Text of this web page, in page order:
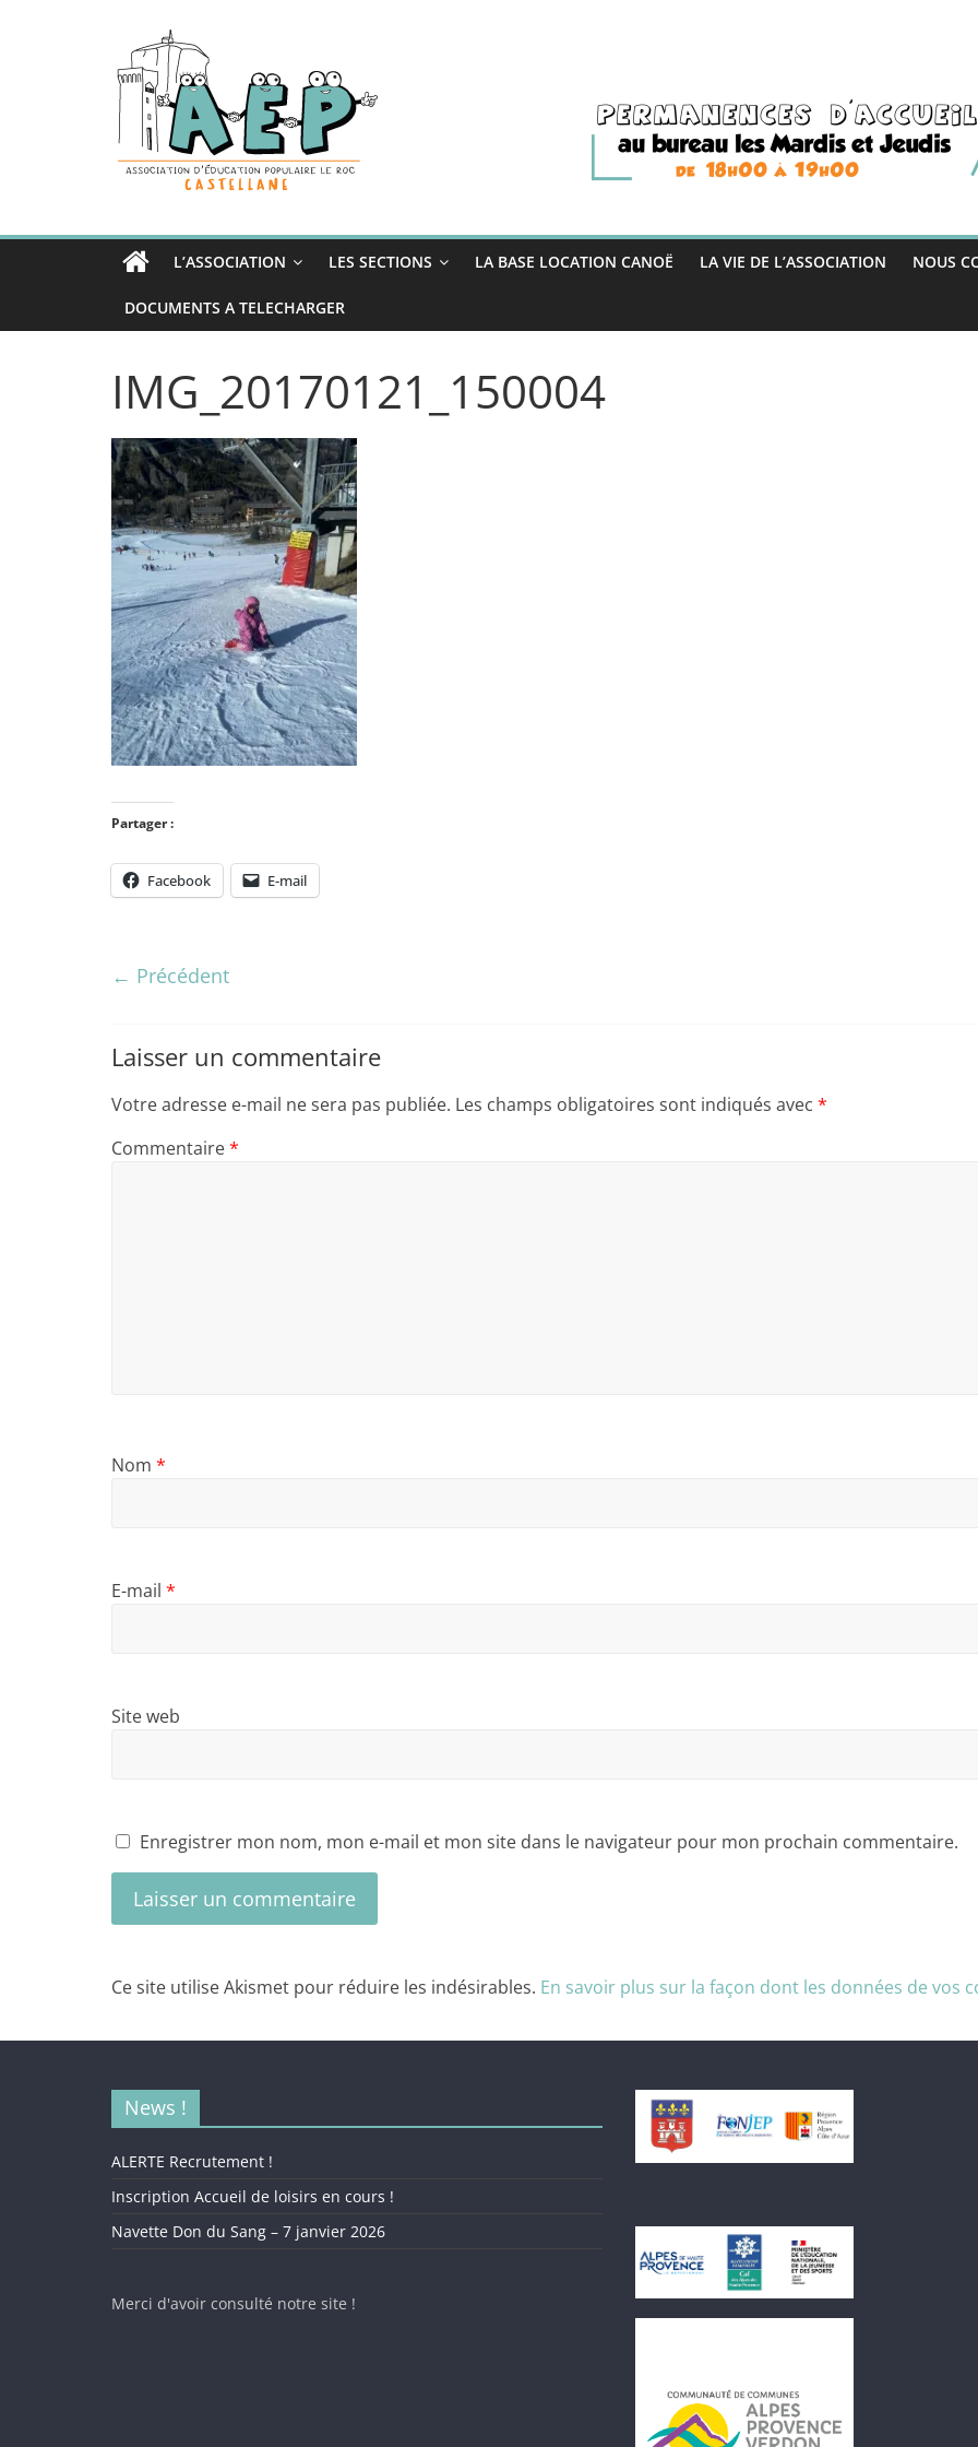
L’ASSOCIATION LES SECTIONS LA BASE LOCATION CANOË LA VIE DE L’ASSOCIATION NOUS
DOCUMENTS A TELECHARGER
IMG_20170121_150004
Partager :
Facebook E-mail
← Précédent
Laisser un commentaire
Votre adresse e-mail ne sera pas publiée. Les champs obligatoires sont indiqués avec *
Commentaire*
Nom *
E-mail *
Site web
Enregistrer mon nom, mon e-mail et mon site dans le navigateur pour mon prochain commentaire.
Ce site utilise Akismet pour réduire les indésirables. En savoir plus sur la façon dont les données de vos
News !
ALERTE Recrutement !
Inscription Accueil de loisirs en cours !
Navette Don du Sang – 7 janvier 2026
Merci d'avoir consulté notre site !